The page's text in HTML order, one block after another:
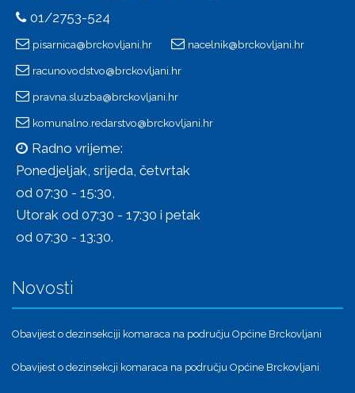
01/2753-524
pisarnica@brckovljani.hr nacelnik@brckovljani.hr
racunovodstvo@brckovljani.hr
pravna.sluzba@brckovljani.hr
komunalno.redarstvo@brckovljani.hr
Radno vrijeme:
Ponedjeljak, srijeda, četvrtak
od 07:30 - 15:30,
Utorak od 07:30 - 17:30 i petak
od 07:30 - 13:30.
Novosti
Obavijest o dezinsekciji komaraca na području Općine Brckovljani
Obavijest o dezinsekcji komaraca na području Općine Brckovljani